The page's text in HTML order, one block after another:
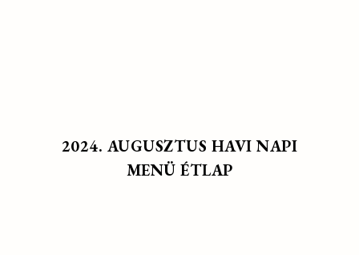
2024. AUGUSZTUS HAVI NAPI
MENÜ ÉTLAP